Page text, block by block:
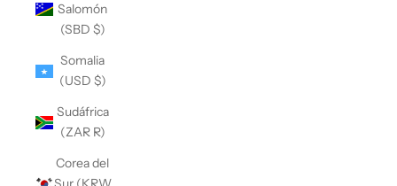
Salomón
(SBD $)
Somalia
(USD $)
Sudáfrica
(ZAR R)
Corea del